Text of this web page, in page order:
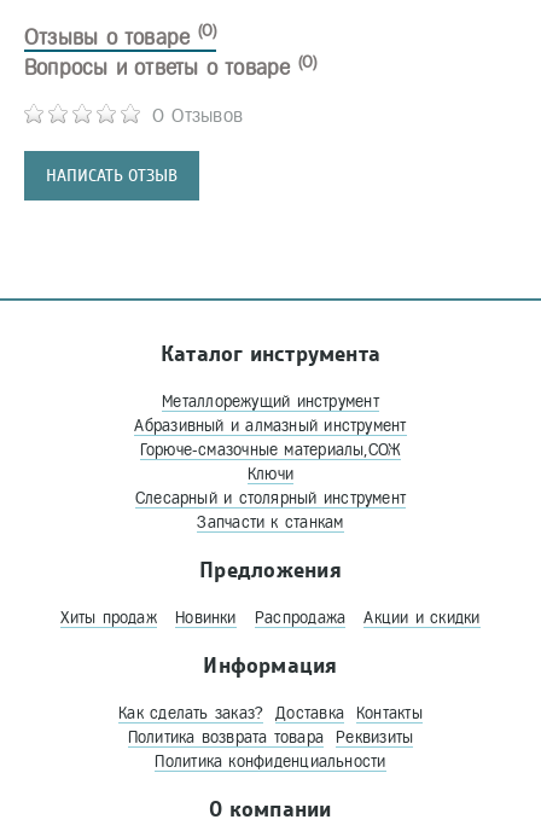
Отзывы о товаре (0)
0 Отзывов
НАПИСАТЬ ОТЗЫВ
Вопросы и ответы о товаре (0)
Каталог инструмента
Металлорежущий инструмент
Абразивный и алмазный инструмент
Горюче-смазочные материалы,СОЖ
Ключи
Слесарный и столярный инструмент
Запчасти к станкам
Предложения
Хиты продаж Новинки Распродажа Акции и скидки
Информация
Как сделать заказ? Доставка
Контакты
Политика возврата товара
Реквизиты
Политика конфиденциальности
О компании